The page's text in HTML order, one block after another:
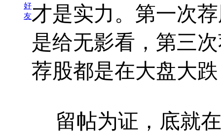
好
友才是实力。第一次
是给无影看，第三
荐股都是在大盘大
留帖为证，底就在